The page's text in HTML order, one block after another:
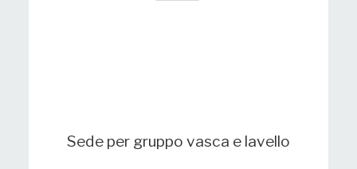
Sede per gruppo vasca e lavello